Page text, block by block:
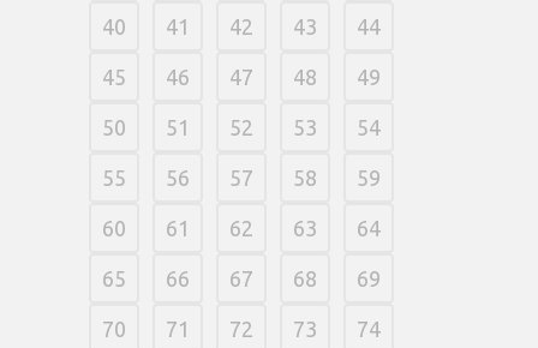
40 41 42 43 44
45 46 47 48 49
50 51 52 53 54
55 56 57 58 59
60 61 62 63 64
65 66 67 68 69
70 71 72 73 74